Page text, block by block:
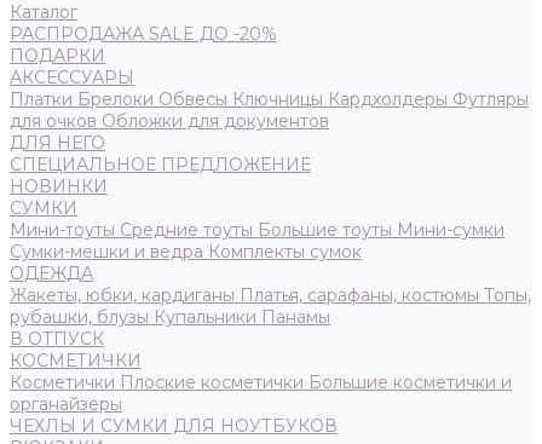
Каталог
РАСПРОДАЖА SALE ДО -20%
ПОДАРКИ
АКСЕССУАРЫ
Платки Брелоки Обвесы Ключницы Кардхолдеры Футляры
для очков Обложки для документов
ДЛЯ НЕГО
СПЕЦИАЛЬНОЕ ПРЕДЛОЖЕНИЕ
НОВИНКИ
СУМКИ
Мини-тоуты Средние тоуты Большие тоуты Мини-сумки
Сумки-мешки и ведра Комплекты сумок
ОДЕЖДА
Жакеты, юбки, кардиганы Платья, сарафаны, костюмы Топы,
рубашки, блузы Купальники Панамы
В ОТПУСК
КОСМЕТИЧКИ
Косметички Плоские косметички Большие косметички и
органайзеры
ЧЕХЛЫ И СУМКИ ДЛЯ НОУТБУКОВ